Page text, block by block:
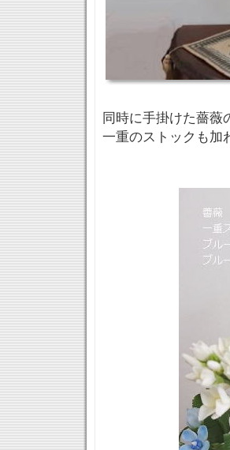
同時に手掛けた薔薇
一重のストックも加